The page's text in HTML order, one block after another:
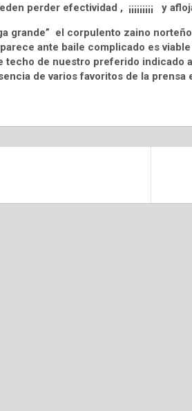
perder efectividad , ¡¡¡¡¡¡¡¡¡ y
grande” el corpulento zaino
ante baile complicado es
de nuestro preferido indicado a
de varios favoritos de la